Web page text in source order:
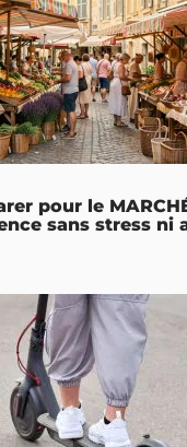
pour le
sans stress ni